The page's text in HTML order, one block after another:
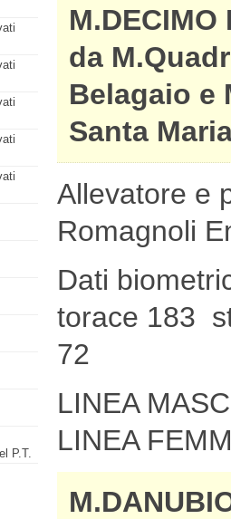
P.T.
M.DECIMO
da
Belagaio e
Santa
Allevatore e
Romagnoli
Dati
torace 183
72
LINEA
LINEA